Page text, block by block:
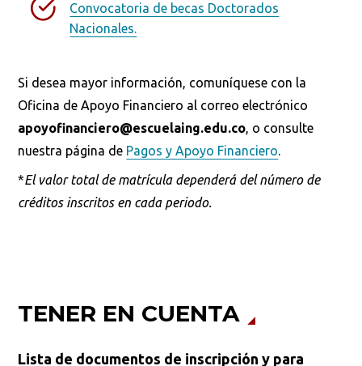
Convocatoria de becas Doctorados
Nacionales.
Si desea mayor información, comuníquese con la
Oficina de Apoyo Financiero al correo electrónico
apoyofinanciero@escuelaing.edu.co, o consulte
nuestra página de Pagos y Apoyo Financiero.
*El valor total de matrícula dependerá del número de
créditos inscritos en cada periodo.
TENER EN CUENTA
Lista de documentos de inscripción y para
Busca en la escuela
Buscar en: